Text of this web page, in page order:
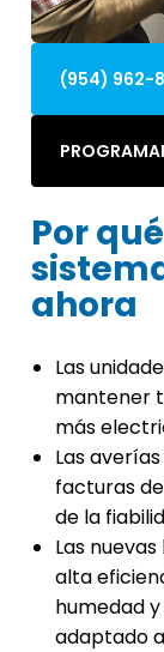
(954) 962-
Por
ahora
Las
mantener
más
Las
facturas
de la
Las
alta
humedad
adaptado